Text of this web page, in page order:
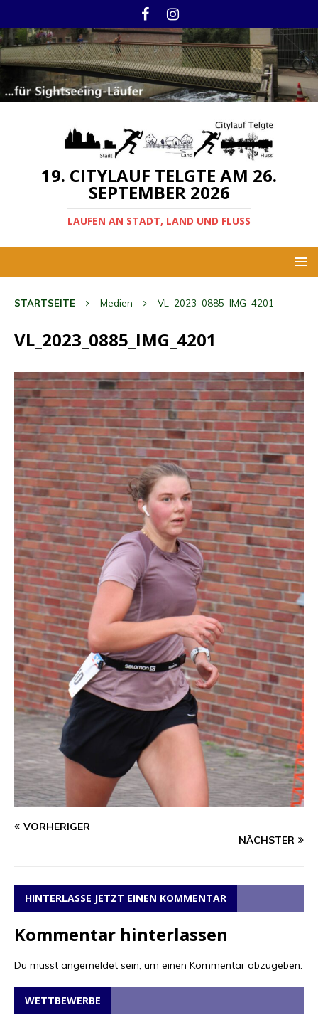
19. CITYLAUF TELGTE AM 26.
SEPTEMBER 2026
LAUFEN AN STADT, LAND UND FLUSS
STARTSEITE Medien VL_2023_0885_IMG_4201
VL_2023_0885_IMG_4201
VORHERIGER
NÄCHSTER
HINTERLASSE JETZT EINEN KOMMENTAR
Kommentar hinterlassen
Du musst angemeldet sein, um einen Kommentar abzugeben.
WETTBEWERBE